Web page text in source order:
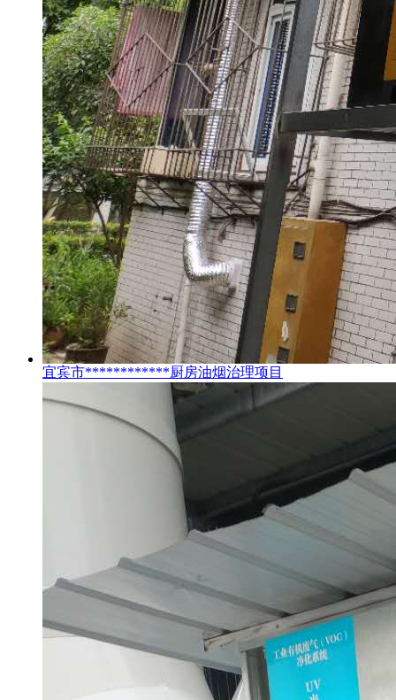
宜宾市************厨房油烟治理项目